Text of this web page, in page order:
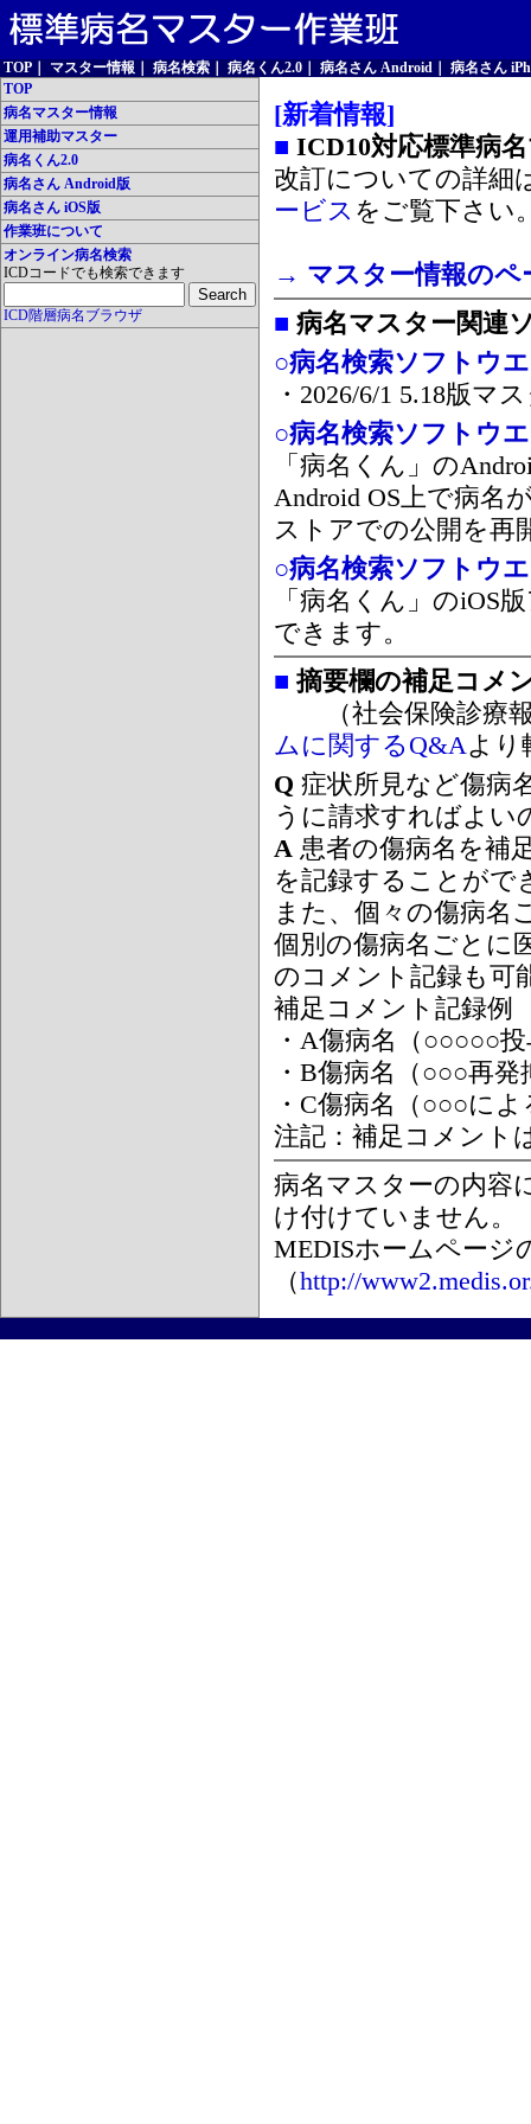
TOP マスター情報 病名検索 病名くん2.0 病名さん Android
病名さん
TOP
病名マスター情報
運用補助マスター
病名くん2.0
病名さん Android版
病名さん iOS版
作業班について
オンライン病名検索
ICDコードでも検索できます
ICD階層病名ブラウザ
[新着情報]
■ ICD10対応標準病
改訂についての詳細
ービス をご覧下さい
→ マスター情報のペ
■ 病名マスター関連
○病名検索ソフトウ
・2026/6/1 5.18版マ
○病名検索ソフトウ
「病名くん」の
Android OS上で病名
ストアでの公開を再
○病名検索ソフトウ
「病名くん」のiOS
できます。
■ 摘要欄の補足コメ
（社会保険診療報
ムに関するQ&Aより
Q 症状所見など傷病
うに請求すればよい
A 患者の傷病名を補
を記録することがで
また、個々の傷病名
個別の傷病名ごとに
のコメント記録も可
補足コメント記録例
・A傷病名（○○○○○
・B傷病名（○○○再
・C傷病名（○○○に
注記：補足コメント
病名マスターの内容
け付けていません。
MEDISホームページ
（http://